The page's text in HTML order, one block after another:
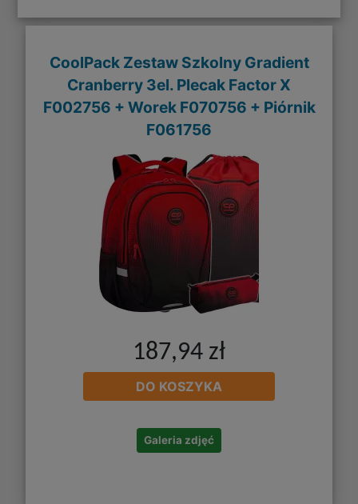
CoolPack Zestaw Szkolny Gradient
Cranberry 3el. Plecak Factor X
F002756 + Worek F070756 + Piórnik
F061756
187,94 zł
DO KOSZYKA
Galeria zdjęć